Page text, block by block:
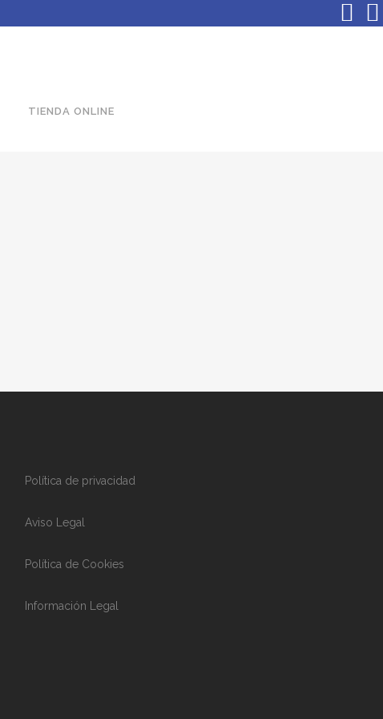
TIENDA ONLINE
Política de privacidad
Aviso Legal
Política de Cookies
Información Legal